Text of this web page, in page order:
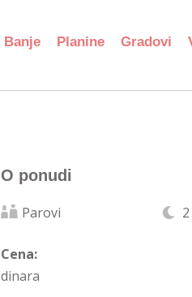
Banje Planine Gradovi
O ponudi
Parovi
Cena:
dinara